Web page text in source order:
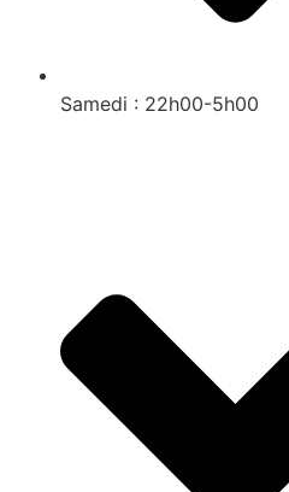
Samedi : 22h00-5h00